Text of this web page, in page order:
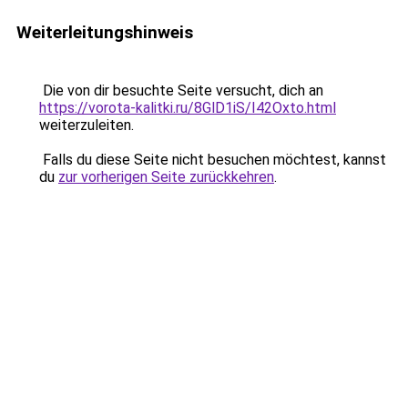
Weiterleitungshinweis
Die von dir besuchte Seite versucht, dich an
https://vorota-kalitki.ru/8GlD1iS/I42Oxto.html
weiterzuleiten.
Falls du diese Seite nicht besuchen möchtest, kannst
du zur vorherigen Seite zurückkehren.